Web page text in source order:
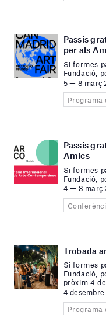
Passis
per als
Si formes
Fundació,
5 — 8 març
Programa
Passis
Amics
Si formes
Fundació,
4 — 8 març
Trobada
Si formes
Fundació,
pròxim 4
4 desembre
Programa